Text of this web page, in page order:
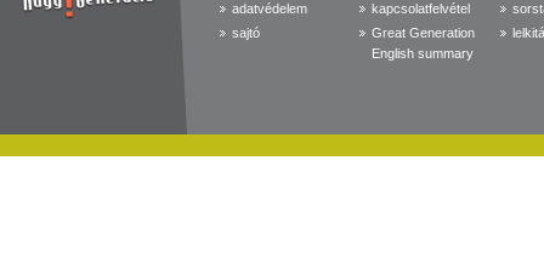
adatvédelem
sajtó
kapcsolatfelvétel
Great Generation
English summary